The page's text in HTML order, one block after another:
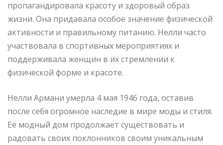
пропагандировала красоту и здоровый образ
жизни. Она придавала особое значение физической
активности и правильному питанию. Нелли часто
участвовала в спортивных мероприятиях и
поддерживала женщин в их стремлении к
физической форме и красоте.
Нелли Армани умерла 4 мая 1946 года, оставив
после себя огромное наследие в мире моды и стиля.
Ее модный дом продолжает существовать и
радовать своих поклонников своим уникальным